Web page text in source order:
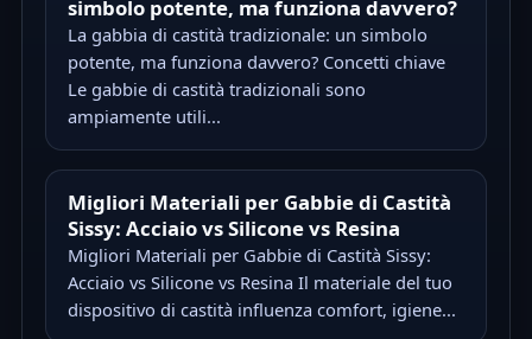
simbolo potente, ma funziona davvero?
La gabbia di castità tradizionale: un simbolo
potente, ma funziona davvero? Concetti chiave
Le gabbie di castità tradizionali sono
ampiamente utili...
Migliori Materiali per Gabbie di Castità
Sissy: Acciaio vs Silicone vs Resina
Migliori Materiali per Gabbie di Castità Sissy:
Acciaio vs Silicone vs Resina Il materiale del tuo
dispositivo di castità influenza comfort, igiene...